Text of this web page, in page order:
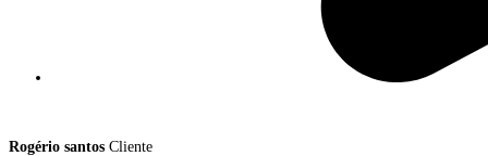
Rogério santos Cliente